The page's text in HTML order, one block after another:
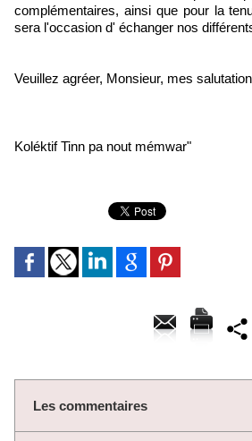
complémentaires, ainsi que pour la
sera l'occasion d' échanger nos
Veuillez agréer, Monsieur, mes
Koléktif Tinn pa nout mémwar"
Les commentaires